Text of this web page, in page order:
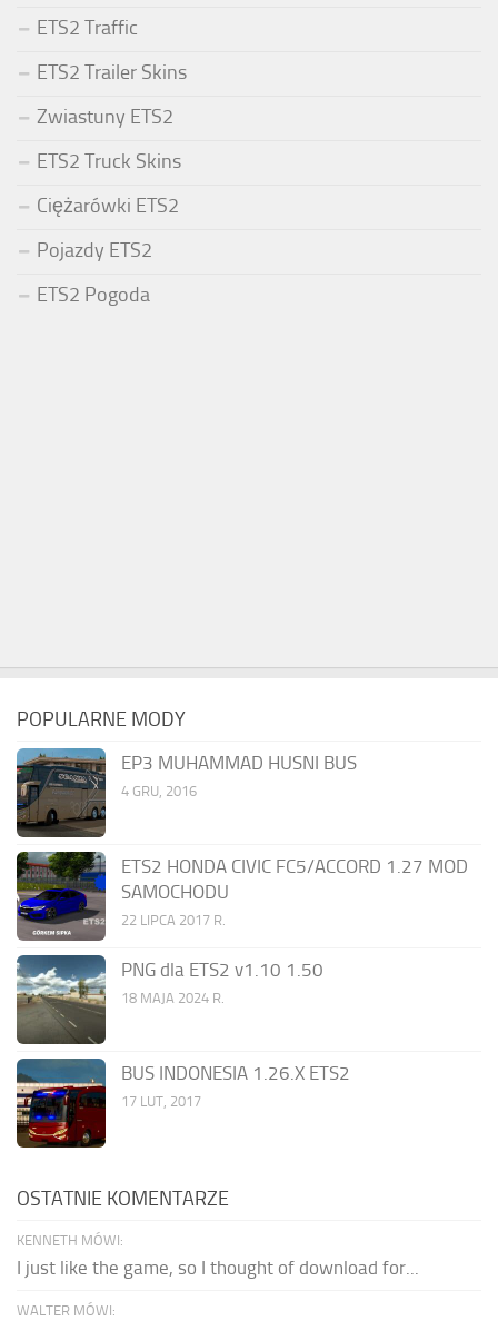
ETS2 Traffic
ETS2 Trailer Skins
Zwiastuny ETS2
ETS2 Truck Skins
Ciężarówki ETS2
Pojazdy ETS2
ETS2 Pogoda
POPULARNE MODY
EP3 MUHAMMAD HUSNI BUS
4 GRU, 2016
ETS2 HONDA CIVIC FC5/ACCORD 1.27 MOD
SAMOCHODU
22 LIPCA 2017 R.
PNG dla ETS2 v1.10 1.50
18 MAJA 2024 R.
BUS INDONESIA 1.26.X ETS2
17 LUT, 2017
OSTATNIE KOMENTARZE
KENNETH MÓWI:
I just like the game, so I thought of download for...
WALTER MÓWI: